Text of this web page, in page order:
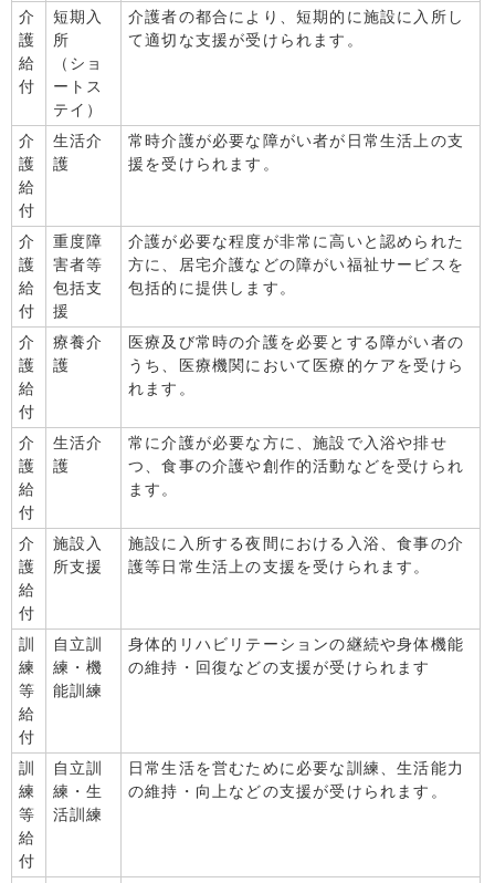
介
護
給
付
短期入
所
（ショ
ートス
テイ）
介護者の都合により、短期的に施設に入所し
て適切な支援が受けられます。
介
護
給
付
生活介
護
常時介護が必要な障がい者が日常生活上の支
援を受けられます。
介
護
給
付
重度障
害者等
包括支
援
介護が必要な程度が非常に高いと認められた
方に、居宅介護などの障がい福祉サービスを
包括的に提供します。
介
護
給
付
療養介
護
医療及び常時の介護を必要とする障がい者の
うち、医療機関において医療的ケアを受けら
れます。
介
護
給
付
生活介
護
常に介護が必要な方に、施設で入浴や排せ
つ、食事の介護や創作的活動などを受けられ
ます。
介
護
給
付
施設入
所支援
施設に入所する夜間における入浴、食事の介
護等日常生活上の支援を受けられます。
訓
練
等
給
付
自立訓
練・機
能訓練
身体的リハビリテーションの継続や身体機能
の維持・回復などの支援が受けられます
訓
練
等
給
付
自立訓
練・生
活訓練
日常生活を営むために必要な訓練、生活能力
の維持・向上などの支援が受けられます。